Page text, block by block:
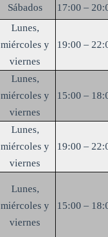
Sábados 17:00 –
Lunes,
miércoles y
viernes
19:00 –
Lunes,
miércoles y
viernes
15:00 –
Lunes,
miércoles y
viernes
19:00 –
Lunes,
miércoles y
viernes
15:00 –